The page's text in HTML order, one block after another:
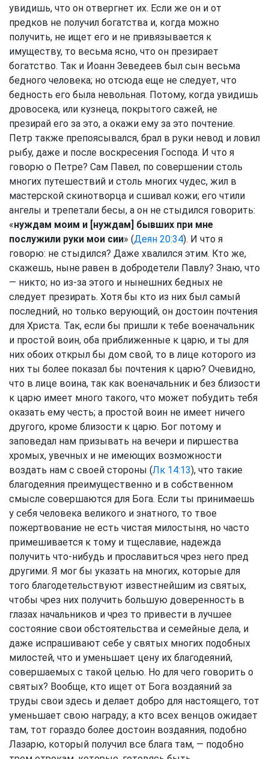
увидишь, что он отвергнет их. Если же он и от
предков не получил богатства и, когда можно
получить, не ищет его и не привязывается к
имуществу, то весьма ясно, что он презирает
богатство. Так и Иоанн Зеведеев был сын весьма
бедного человека; но отсюда еще не следует, что
бедность его была невольная. Потому, когда увидишь
дровосека, или кузнеца, покрытого сажей, не
презирай его за это, а окажи ему за это почтение.
Петр также препоясывался, брал в руки невод и ловил
рыбу, даже и после воскресения Господа. И что я
говорю о Петре? Сам Павел, по совершении столь
многих путешествий и столь многих чудес, жил в
мастерской скинотворца и сшивал кожи; его чтили
ангелы и трепетали бесы, а он не стыдился говорить:
«нуждам моим и [нуждам] бывших при мне
послужили руки мои сии» (Деян 20:34). И что я
говорю: не стыдился? Даже хвалился этим. Кто же,
скажешь, ныне равен в добродетели Павлу? Знаю, что
— никто; но из-за этого и нынешних бедных не
следует презирать. Хотя бы кто из них был самый
последний, но только верующий, он достоин почтения
для Христа. Так, если бы пришли к тебе военачальник
и простой воин, оба приближенные к царю, и ты для
них обоих открыл бы дом свой, то в лице которого из
них ты более показал бы почтения к царю? Очевидно,
что в лице воина, так как военачальник и без близости
к царю имеет много такого, что может побудить тебя
оказать ему честь; а простой воин не имеет ничего
другого, кроме близости к царю. Бог потому и
заповедал нам призывать на вечери и пиршества
хромых, увечных и не имеющих возможности
воздать нам с своей стороны (Лк 14:13), что такие
благодеяния преимущественно и в собственном
смысле совершаются для Бога. Если ты принимаешь
у себя человека великого и знатного, то твое
пожертвование не есть чистая милостыня, но часто
примешивается к тому и тщеславие, надежда
получить что-нибудь и прославиться чрез него пред
другими. Я мог бы указать на многих, которые для
того благодетельствуют известнейшим из святых,
чтобы чрез них получить большую доверенность в
глазах начальников и чрез то привести в лучшее
состояние свои обстоятельства и семейные дела, и
даже испрашивают себе у святых многих подобных
милостей, что и уменьшает цену их благодеяний,
совершаемых с такой целью. Но для чего говорить о
святых? Вообще, кто ищет от Бога воздаяний за
труды свои здесь и делает добро для настоящего, тот
уменьшает свою награду; а кто всех венцов ожидает
там, тот гораздо более достоин воздаяния, подобно
Лазарю, который получил все блага там, — подобно